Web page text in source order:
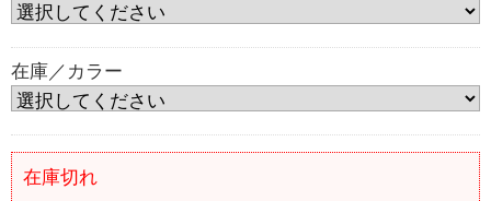
在庫／カラー
在庫切れ